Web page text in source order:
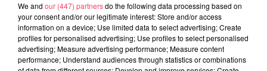
MAGSPORT SOIR 49 07/08/26
We and our (447) partnersdo the following data processing based on
your consent and/or our legitimate interest: Store and/or access
information on a device; Use limited data to select advertising; Create
profiles for personalised advertising; Use profiles to select personalised
advertising; Measure advertising performance; Measure content
performance; Understand audiences through statistics or combinations